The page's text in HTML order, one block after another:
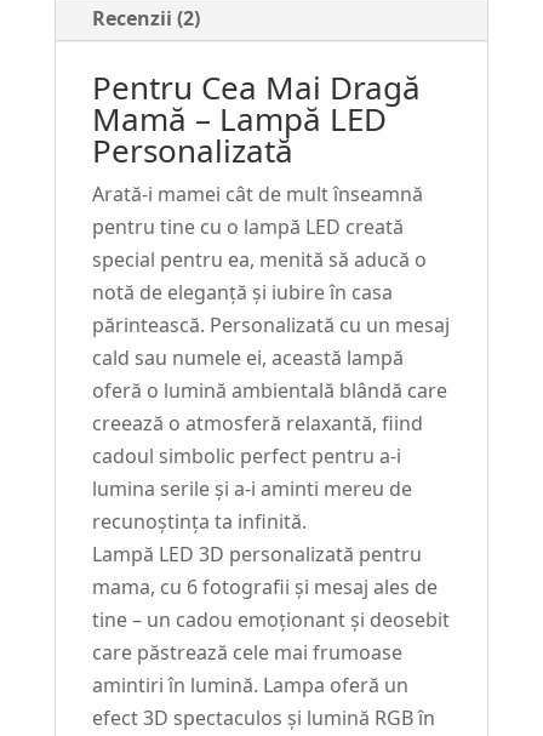
Recenzii (2)
Pentru Cea Mai Dragă
Mamă – Lampă LED
Personalizată
Arată-i mamei cât de mult înseamnă
pentru tine cu o lampă LED creată
special pentru ea, menită să aducă o
notă de eleganță și iubire în casa
părintească. Personalizată cu un mesaj
cald sau numele ei, această lampă
oferă o lumină ambientală blândă care
creează o atmosferă relaxantă, fiind
cadoul simbolic perfect pentru a-i
lumina serile și a-i aminti mereu de
recunoștința ta infinită.
Lampă LED 3D personalizată pentru
mama, cu 6 fotografii și mesaj ales de
tine – un cadou emoționant și deosebit
care păstrează cele mai frumoase
amintiri în lumină. Lampa oferă un
efect 3D spectaculos și lumină RGB în